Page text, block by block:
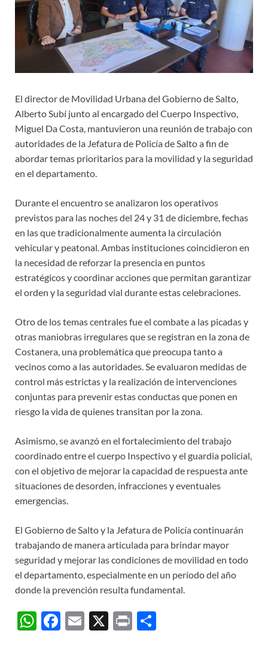
El director de Movilidad Urbana del Gobierno de Salto,
Alberto Subí junto al encargado del Cuerpo Inspectivo,
Miguel Da Costa, mantuvieron una reunión de trabajo con
autoridades de la Jefatura de Policía de Salto a fin de
abordar temas prioritarios para la movilidad y la seguridad
en el departamento.
Durante el encuentro se analizaron los operativos
previstos para las noches del 24 y 31 de diciembre, fechas
en las que tradicionalmente aumenta la circulación
vehicular y peatonal. Ambas instituciones coincidieron en
la necesidad de reforzar la presencia en puntos
estratégicos y coordinar acciones que permitan garantizar
el orden y la seguridad vial durante estas celebraciones.
Otro de los temas centrales fue el combate a las picadas y
otras maniobras irregulares que se registran en la zona de
Costanera, una problemática que preocupa tanto a
vecinos como a las autoridades. Se evaluaron medidas de
control más estrictas y la realización de intervenciones
conjuntas para prevenir estas conductas que ponen en
riesgo la vida de quienes transitan por la zona.
Asimismo, se avanzó en el fortalecimiento del trabajo
coordinado entre el cuerpo Inspectivo y el guardia policial,
con el objetivo de mejorar la capacidad de respuesta ante
situaciones de desorden, infracciones y eventuales
emergencias.
El Gobierno de Salto y la Jefatura de Policía continuarán
trabajando de manera articulada para brindar mayor
seguridad y mejorar las condiciones de movilidad en todo
el departamento, especialmente en un período del año
donde la prevención resulta fundamental.
W F
E
X
P